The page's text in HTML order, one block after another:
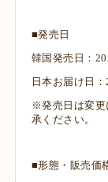
■発売日
韓国発売日：
日本お届け日
※発売日は変更
承ください。
■形態・販売価